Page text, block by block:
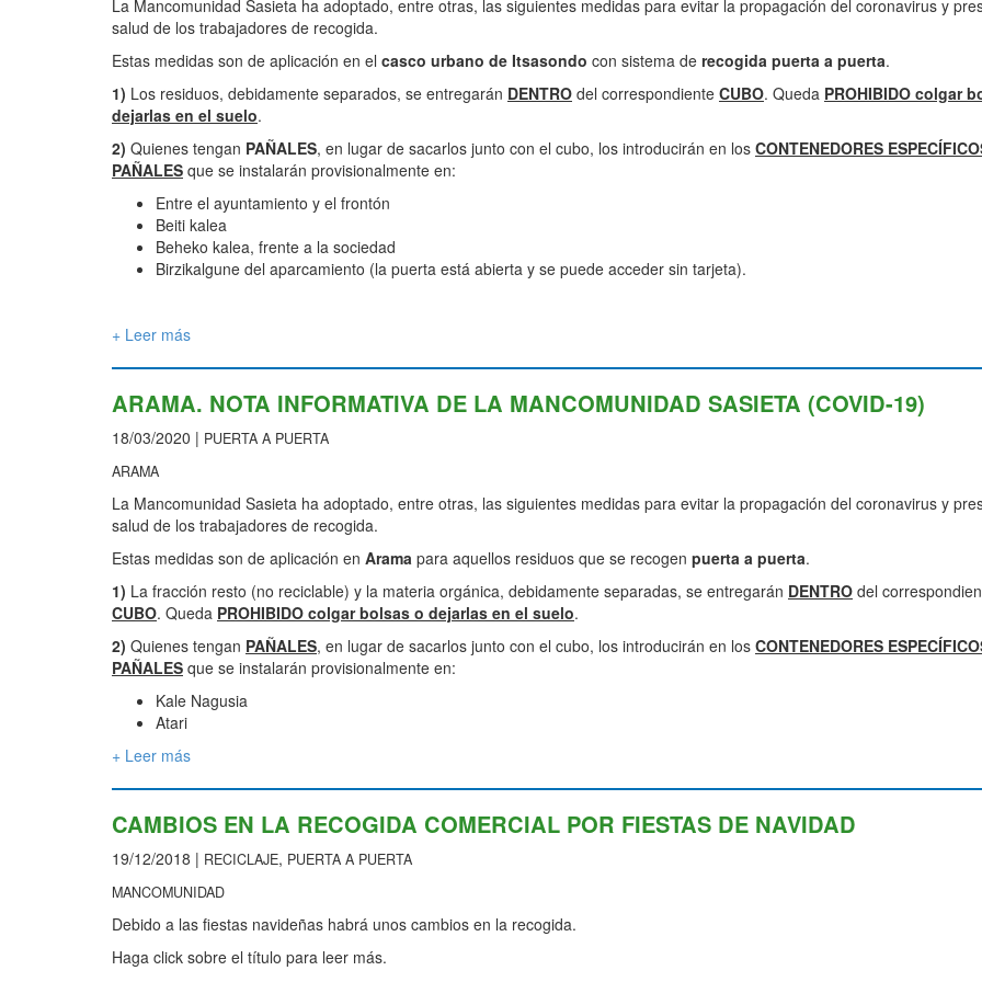
La Mancomunidad Sasieta ha adoptado, entre otras, las siguientes medidas para evitar la propagación del coronavirus y
salud de los trabajadores de recogida.
Estas medidas son de aplicación en el casco urbano de Itsasondo con sistema de recogida puerta a puerta.
1) Los residuos, debidamente separados, se entregarán DENTRO del correspondiente CUBO. Queda PROHIBIDO colgar
dejarlas en el suelo.
2) Quienes tengan PAÑALES, en lugar de sacarlos junto con el cubo, los introducirán en los CONTENEDORES
PAÑALES que se instalarán provisionalmente en:
Entre el ayuntamiento y el frontón
Beiti kalea
Beheko kalea, frente a la sociedad
Birzikalgune del aparcamiento (la puerta está abierta y se puede acceder sin tarjeta).
+ Leer más
ARAMA. NOTA INFORMATIVA DE LA MANCOMUNIDAD SASIETA (COVID-19)
18/03/2020 | PUERTA A PUERTA
ARAMA
La Mancomunidad Sasieta ha adoptado, entre otras, las siguientes medidas para evitar la propagación del coronavirus y
salud de los trabajadores de recogida.
Estas medidas son de aplicación en Arama para aquellos residuos que se recogen puerta a puerta.
1) La fracción resto (no reciclable) y la materia orgánica, debidamente separadas, se entregarán DENTRO del
CUBO. Queda PROHIBIDO colgar bolsas o dejarlas en el suelo.
2) Quienes tengan PAÑALES, en lugar de sacarlos junto con el cubo, los introducirán en los CONTENEDORES
PAÑALES que se instalarán provisionalmente en:
Kale Nagusia
Atari
+ Leer más
CAMBIOS EN LA RECOGIDA COMERCIAL POR FIESTAS DE NAVIDAD
19/12/2018 | RECICLAJE, PUERTA A PUERTA
MANCOMUNIDAD
Debido a las fiestas navideñas habrá unos cambios en la recogida.
Haga click sobre el título para leer más.